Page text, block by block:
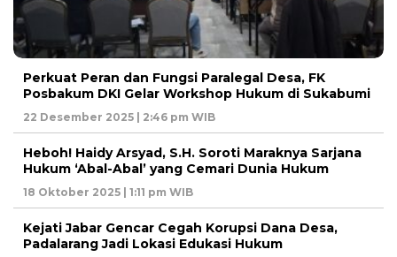
Perkuat Peran dan Fungsi Paralegal Desa, FK
Posbakum DKI Gelar Workshop Hukum di Sukabumi
22 Desember 2025 | 2:46 pm WIB
Heboh! Haidy Arsyad, S.H. Soroti Maraknya Sarjana
Hukum ‘Abal-Abal’ yang Cemari Dunia Hukum
18 Oktober 2025 | 1:11 pm WIB
Kejati Jabar Gencar Cegah Korupsi Dana Desa,
Padalarang Jadi Lokasi Edukasi Hukum